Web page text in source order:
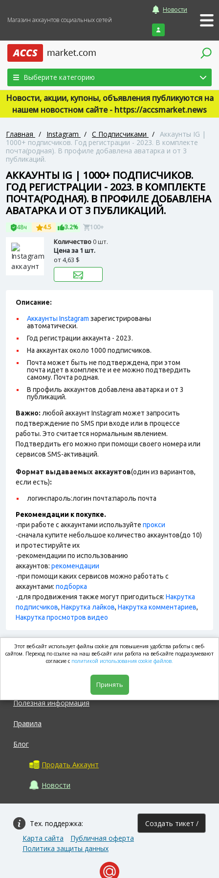
Магазин аккаунтов социальных сетей
Новости
Войти
Выберите категорию
Новости, акции, купоны, объявления публикуются на
нашем новостном сайте - https://accsmarket.news
Главная / Instagram / С Подписчиками / Аккаунты IG |
1000+ подписчиков. Год регистрации - 2023. В комплекте
почта(родная). В профиле добавлена аватарка и от 3
публикаций.
АККАУНТЫ IG | 1000+ ПОДПИСЧИКОВ.
ГОД РЕГИСТРАЦИИ - 2023. В КОМПЛЕКТЕ
ПОЧТА(РОДНАЯ). В ПРОФИЛЕ ДОБАВЛЕНА
АВАТАРКА И ОТ 3 ПУБЛИКАЦИЙ.
48ч 4.5 3.2% 100+
Количество0 шт.
Цена за 1 шт.
от4,63 $
Описание:
Аккаунты Instagram зарегистрированы
автоматически.
Год регистрации аккаунта - 2023.
На аккаунтах около 1000 подписчиков.
Почта может быть не подтверждена, при этом
почта идет в комплекте и ее можно подтвердить
самому. Почта родная.
В профиль аккаунтов добавлена аватарка и от 3
публикаций.
Важно: любой аккаунт Instagram может запросить
подтверждение по SMS при входе или в процессе
работы. Это считается нормальным явлением.
Подтвердить его можно при помощи своего номера или
сервисов SMS-активаций.
Формат выдаваемых аккаунтов(один из вариантов,
если есть):
логин:пароль:логин почта:пароль почта
Рекомендации к покупке.
-при работе с аккаунтами используйте прокси
-сначала купите небольшое количество аккаунтов(до 10)
и протестируйте их
-рекомендации по использованию
аккаунтов: рекомендации
-при помощи каких сервисов можно работать с
аккаунтами: подборка
-для продвижения также могут пригодиться: Накрутка
подписчиков, Накрутка лайков, Накрутка комментариев,
Накрутка просмотров видео
market.com
Полезная информация
Правила
Блог
Продать Аккаунт
Новости
Тех. поддержка: Создать тикет /
Карта сайта
Публичная оферта
Политика защиты данных
Этот веб-сайт использует файлы cookie для повышения удобства работы с веб-
сайтом. Переход по ссылке на наш веб-сайт или работа на веб-сайте подразумевают
согласие с политикой использования cookie файлов.
Принять